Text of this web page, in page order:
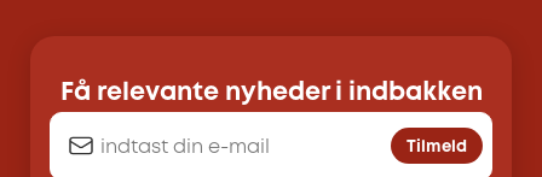
Få relevante nyheder i indbakken
Tilmeld